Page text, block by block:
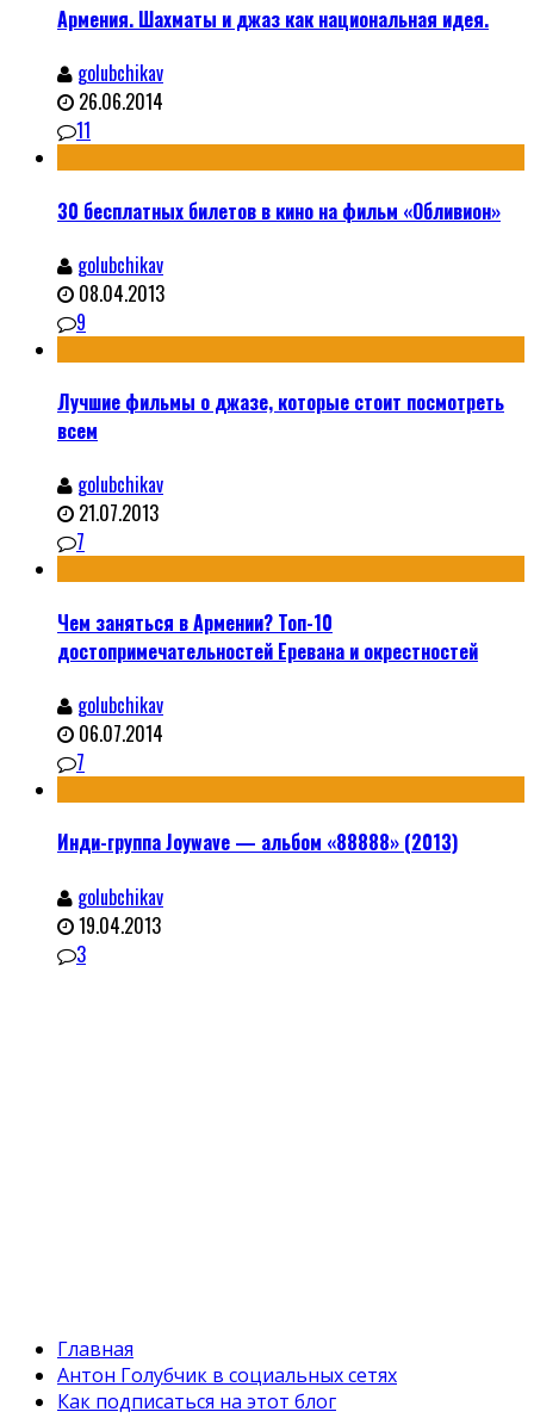
Армения. Шахматы и джаз как национальная идея.
golubchikav
26.06.2014
11
30 бесплатных билетов в кино на фильм «Обливион»
golubchikav
08.04.2013
9
Лучшие фильмы о джазе, которые стоит посмотреть
всем
golubchikav
21.07.2013
7
Чем заняться в Армении? Топ-10
достопримечательностей Еревана и окрестностей
golubchikav
06.07.2014
7
Инди-группа Joywave — альбом «88888» (2013)
golubchikav
19.04.2013
3
Главная
Антон Голубчик в социальных сетях
Как подписаться на этот блог